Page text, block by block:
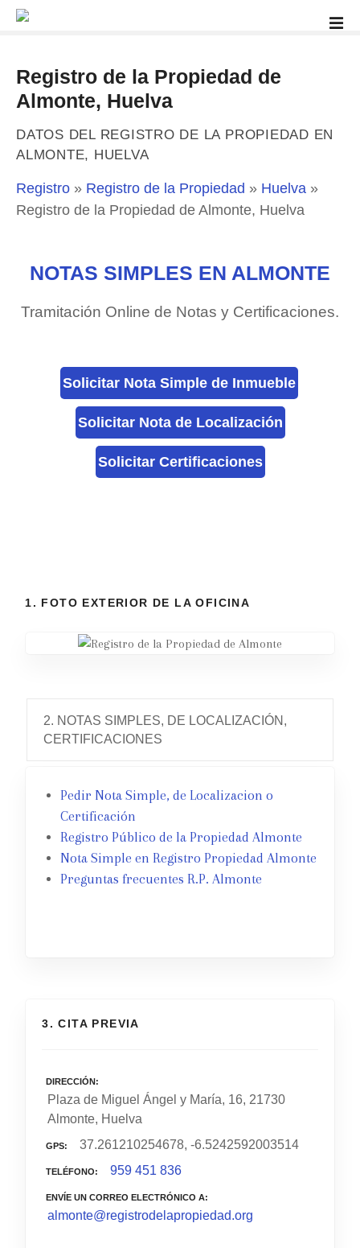
Registro de la Propiedad de
Almonte, Huelva
DATOS DEL REGISTRO DE LA PROPIEDAD EN
ALMONTE, HUELVA
Registro » Registro de la Propiedad » Huelva »
Registro de la Propiedad de Almonte, Huelva
NOTAS SIMPLES EN ALMONTE
Tramitación Online de Notas y Certificaciones.
Solicitar Nota Simple de Inmueble
Solicitar Nota de Localización
Solicitar Certificaciones
1. FOTO EXTERIOR DE LA OFICINA
2. NOTAS SIMPLES, DE LOCALIZACIÓN,
CERTIFICACIONES
Pedir Nota Simple, de Localizacion o
Certificación
Registro Público de la Propiedad Almonte
Nota Simple en Registro Propiedad Almonte
Preguntas frecuentes R.P. Almonte
3. CITA PREVIA
DIRECCIÓN
Plaza de Miguel Ángel y María, 16, 21730
Almonte, Huelva
GPS 37.261210254678, -6.5242592003514
TELÉFONO 959 451 836
ENVÍE UN CORREO ELECTRÓNICO A
almonte@registrodelapropiedad.org